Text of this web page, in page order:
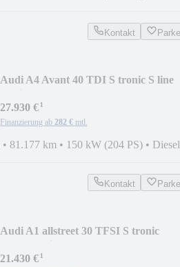
Kontakt
Audi A4 Avant 40 TDI S tronic S line
27.930 €¹
Finanzierung ab 282 € mtl.
• 81.177 km • 150 kW (204 PS) • Diesel
Kontakt
Audi A1 allstreet 30 TFSI S tronic
21.430 €¹